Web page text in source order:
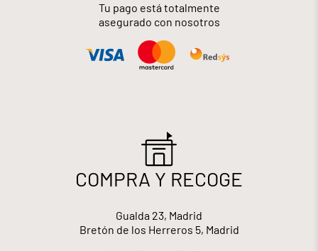
Tu pago está totalmente
asegurado con nosotros
COMPRA Y RECOGE
Gualda 23, Madrid
Bretón de los Herreros 5, Madrid